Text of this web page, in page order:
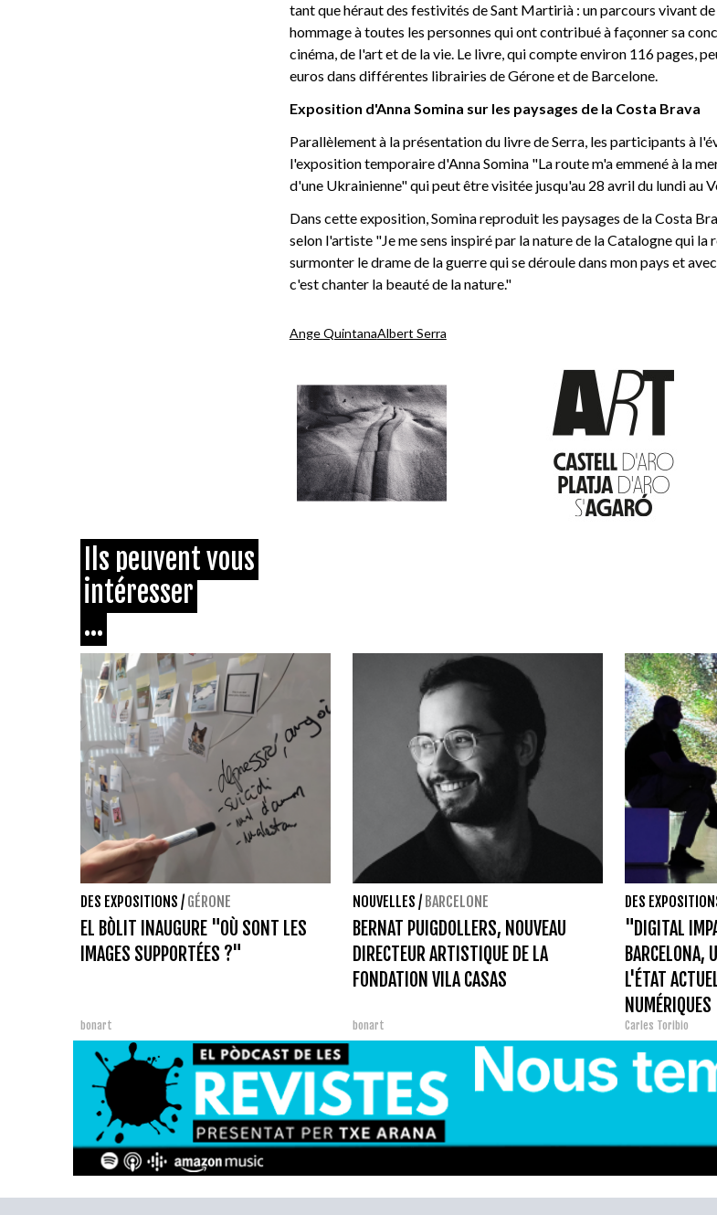
tant que héraut des festivités de Sant Martirià : un parcours vivant
hommage à toutes les personnes qui ont contribué à façonner sa
cinéma, de l'art et de la vie. Le livre, qui compte environ 116 pages,
euros dans différentes librairies de Gérone et de Barcelone.
Exposition d'Anna Somina sur les paysages de la Costa Brava
Parallèlement à la présentation du livre de Serra, les participants à
l'exposition temporaire d'Anna Somina "La route m'a emmené à la
d'une Ukrainienne" qui peut être visitée jusqu'au 28 avril du lundi au
Dans cette exposition, Somina reproduit les paysages de la Costa
selon l'artiste "Je me sens inspiré par la nature de la Catalogne qui
surmonter le drame de la guerre qui se déroule dans mon pays et
c'est chanter la beauté de la nature."
Ange QuintanaAlbert Serra
Ils peuvent vous
intéresser
...
DES EXPOSITIONS / GÉRONE
EL BÒLIT INAUGURE "OÙ SONT LES
IMAGES SUPPORTÉES ?"
bonart
NOUVELLES / BARCELONE
BERNAT PUIGDOLLERS, NOUVEAU
DIRECTEUR ARTISTIQUE DE LA
FONDATION VILA CASAS
bonart
DES
"DIGITAL
BARCELONA,
L'ÉTAT
NUMÉRIQUES
Carles Toribio